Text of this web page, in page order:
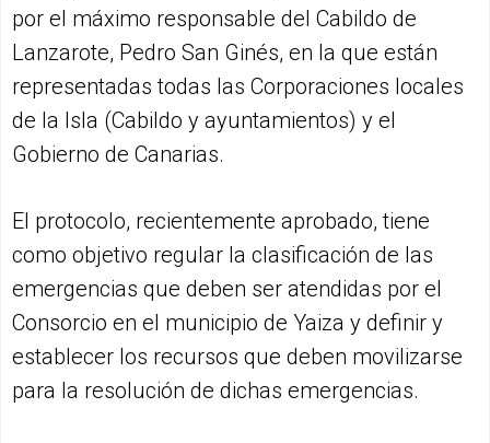
por el máximo responsable del Cabildo de
Lanzarote, Pedro San Ginés, en la que están
representadas todas las Corporaciones locales
de la Isla (Cabildo y ayuntamientos) y el
Gobierno de Canarias.
El protocolo, recientemente aprobado, tiene
como objetivo regular la clasificación de las
emergencias que deben ser atendidas por el
Consorcio en el municipio de Yaiza y definir y
establecer los recursos que deben movilizarse
para la resolución de dichas emergencias.